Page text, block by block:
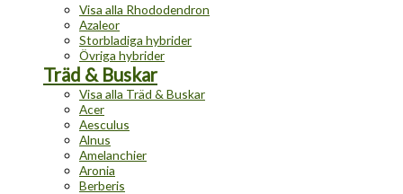
Visa alla Rhododendron
Azaleor
Storbladiga hybrider
Övriga hybrider
Träd & Buskar
Visa alla Träd & Buskar
Acer
Aesculus
Alnus
Amelanchier
Aronia
Berberis